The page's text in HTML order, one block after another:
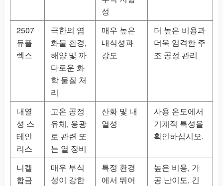
성
2507
듀플
렉스
극한의 염
화물 환경,
해양 및 까
다로운 화
학 물질 처
리
매우 높은
내식성과
강도
더 높은 비용과
더욱 엄격한 주
조 공정 관리
내열
성 스
테인
리스
고온 공정
유체, 용광
로 관련 또
는 열 장비
산화 및 내
열성
사용 온도에서
기계적 특성을
확인하십시오.
니켈
합금
매우 부식
성이 강한
특정 환경
에서 뛰어
높은 비용, 가
공 난이도, 긴